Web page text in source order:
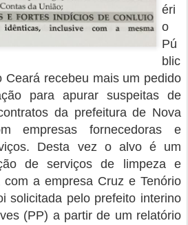
éri
o
Pú
blic
Ceará recebeu mais um pedido
para apurar suspeitas de
da prefeitura de Nova
empresas fornecedoras e
Desta vez o alvo é um
de serviços de limpeza e
com a empresa Cruz e Tenório
solicitada pelo prefeito interino
(PP) a partir de um relatório